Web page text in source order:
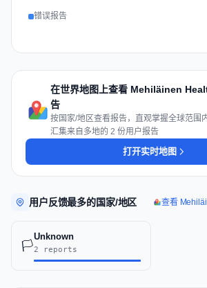
错误报告
在世界地图上查看 Mehiläinen
告
按国家/地区查看报告，直观掌握全球范围
汇集来自多地的 2 份用户报告
打开实时地图
用户反馈最多的国家/地区 查看
🏳️
Unknown
2 reports